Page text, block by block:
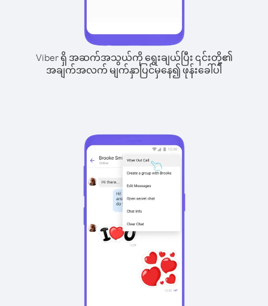
Viber ရှိ အဆက်အသွယ်ကို ရွေးချယ်ပြီး ၎င်းတို့၏
အချက်အလက် မျက်နှာပြင်မှနေ၍ ဖုန်းခေါ်ပါ